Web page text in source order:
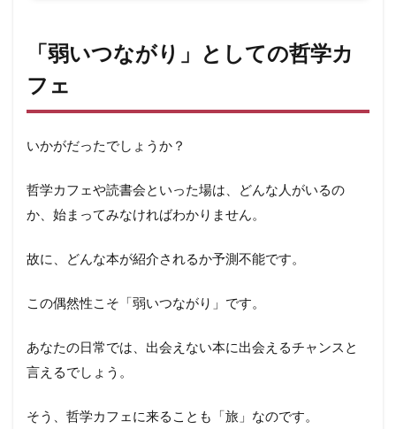
「弱いつながり」としての哲学カ
フェ
いかがだったでしょうか？
哲学カフェや読書会といった場は、どんな人がいるの
か、始まってみなければわかりません。
故に、どんな本が紹介されるか予測不能です。
この偶然性こそ「弱いつながり」です。
あなたの日常では、出会えない本に出会えるチャンスと
言えるでしょう。
そう、哲学カフェに来ることも「旅」なのです。